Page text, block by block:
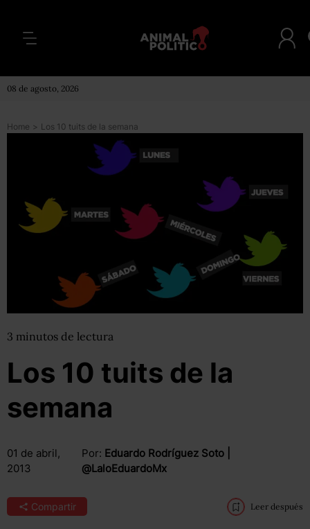
08 de agosto, 2026
Home > Los 10 tuits de la semana
3 minutos de lectura
Los 10 tuits de la
semana
01 de abril,
2013
Por: Eduardo Rodríguez Soto |
@LaloEduardoMx
Compartir Leer después